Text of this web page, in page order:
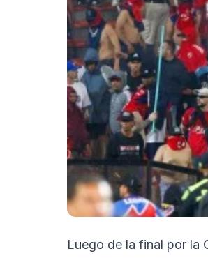
Luego de la final por la